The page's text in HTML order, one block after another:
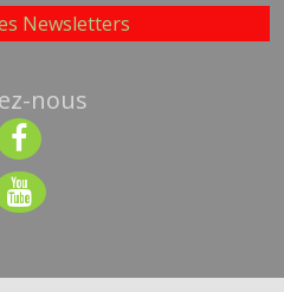
Newsletters
nous